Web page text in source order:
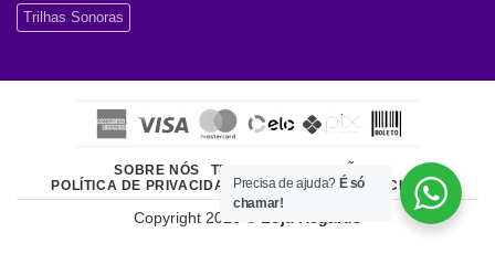
Trilhas Sonoras
SOBRE NÓS
TERMOS E CONDIÇÕES
POLÍTICA DE PRIVACIDADE
ATENDIMENTO AO CLIENTE
Copyright 2026 ©
Precisa de ajuda? É só
chamar!